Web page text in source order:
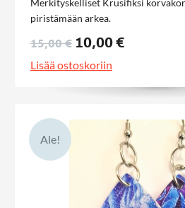
Merkityskelliset Krusifiksi
piristämään arkea.
15,00 € 10,00 €
Lisää ostoskoriin
Ale!